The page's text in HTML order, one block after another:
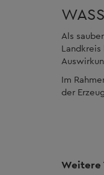
Als
Im
der
Weitere